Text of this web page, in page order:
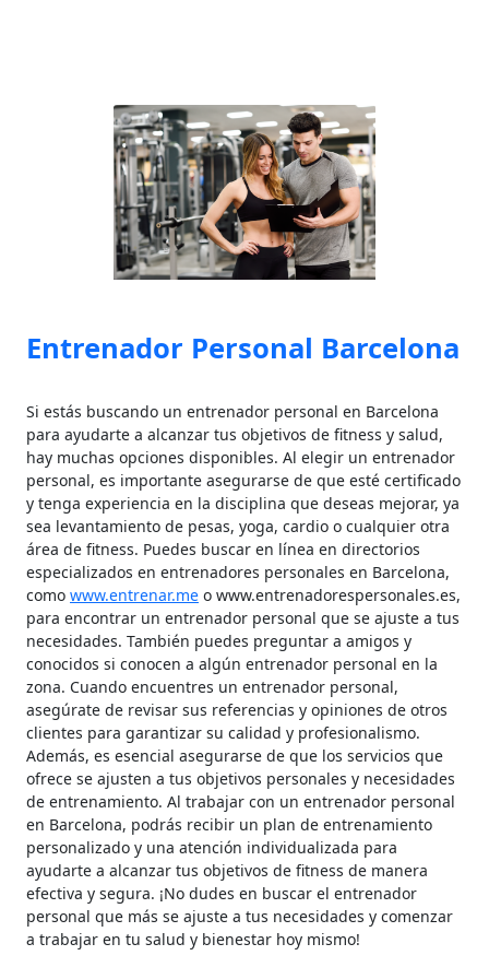
Entrenador Personal Barcelona
Si estás buscando un entrenador personal en Barcelona
para ayudarte a alcanzar tus objetivos de fitness y salud,
hay muchas opciones disponibles. Al elegir un entrenador
personal, es importante asegurarse de que esté certificado
y tenga experiencia en la disciplina que deseas mejorar, ya
sea levantamiento de pesas, yoga, cardio o cualquier otra
área de fitness. Puedes buscar en línea en directorios
especializados en entrenadores personales en Barcelona,
como www.entrenar.me o www.entrenadorespersonales.es,
para encontrar un entrenador personal que se ajuste a tus
necesidades. También puedes preguntar a amigos y
conocidos si conocen a algún entrenador personal en la
zona. Cuando encuentres un entrenador personal,
asegúrate de revisar sus referencias y opiniones de otros
clientes para garantizar su calidad y profesionalismo.
Además, es esencial asegurarse de que los servicios que
ofrece se ajusten a tus objetivos personales y necesidades
de entrenamiento. Al trabajar con un entrenador personal
en Barcelona, podrás recibir un plan de entrenamiento
personalizado y una atención individualizada para
ayudarte a alcanzar tus objetivos de fitness de manera
efectiva y segura. ¡No dudes en buscar el entrenador
personal que más se ajuste a tus necesidades y comenzar
a trabajar en tu salud y bienestar hoy mismo!